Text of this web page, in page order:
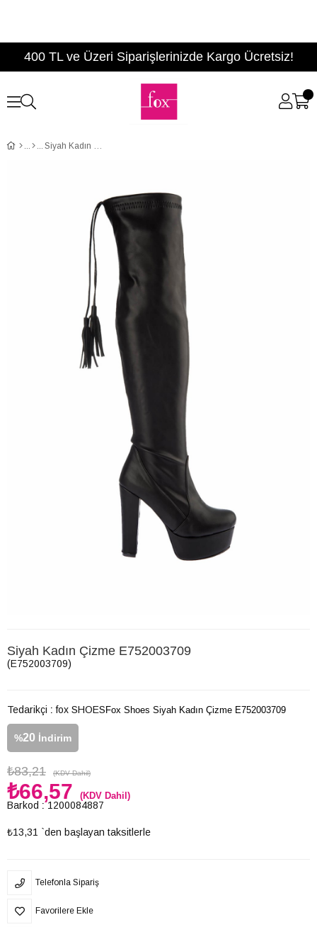
400 TL ve Üzeri Siparişlerinizde Kargo Ücretsiz!
Siyah Kadın Çizme E752003709
Siyah Kadın Çizme E752003709
(E752003709)
Tedarikçi : fox SHOES
%20 İndirim
₺83,21 (KDV Dahil)
₺66,57 (KDV Dahil)
Barkod : 1200084887
₺13,31 `den başlayan taksitlerle
Fox Shoes Siyah Kadın Çizme E752003709
Telefonla Sipariş
Favorilere Ekle